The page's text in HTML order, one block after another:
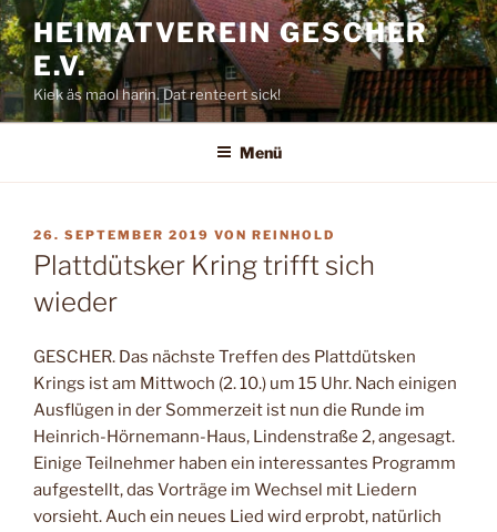
Zum
Inhalt
springen
HEIMATVEREIN GESCHER
E.V.
Kiek äs maol harin. Dat renteert sick!
Menü
VERÖFFENTLICHT
AM
26. SEPTEMBER 2019 VON REINHOLD
Plattdütsker Kring trifft sich
wieder
GESCHER. Das nächste Tref­fen des Plattdütsken
Krings ist am Mittwoch (2. 10.) um 15 Uhr. Nach einigen
Ausflügen in der Sommerzeit ist nun die Runde im
Heinrich-Hör­nemann-Haus, Linden­straße 2, angesagt.
Einige Teilnehmer haben ein interessantes Programm
aufgestellt, das Vorträge im Wechsel mit Liedern
vorsieht. Auch ein neu­es Lied wird erprobt, natürlich